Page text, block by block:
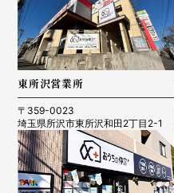
東所沢営業所
〒359-0023
埼玉県所沢市東所沢和田2丁目2-1